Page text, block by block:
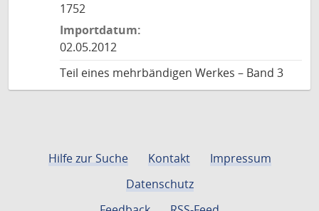
1752
Importdatum:
02.05.2012
Teil eines mehrbändigen Werkes – Band 3
Hilfe zur Suche Kontakt
Impressum
Datenschutz